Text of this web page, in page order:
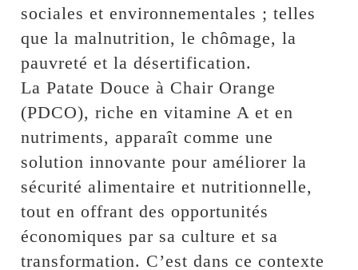
sociales et environnementales ; telles
que la malnutrition, le chômage, la
pauvreté et la désertification.
La Patate Douce à Chair Orange
(PDCO), riche en vitamine A et en
nutriments, apparaît comme une
solution innovante pour améliorer la
sécurité alimentaire et nutritionnelle,
tout en offrant des opportunités
économiques par sa culture et sa
transformation. C’est dans ce contexte